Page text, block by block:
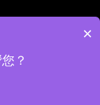
×
？